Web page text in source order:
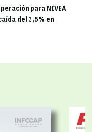
para NIVEA
del 3,5% en